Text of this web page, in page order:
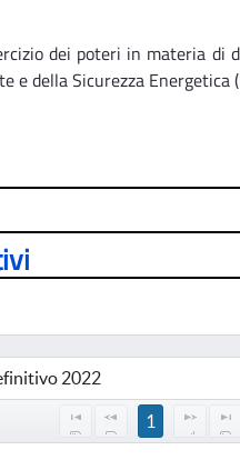
dei poteri in materia
e della Sicurezza Energetica
2022
1